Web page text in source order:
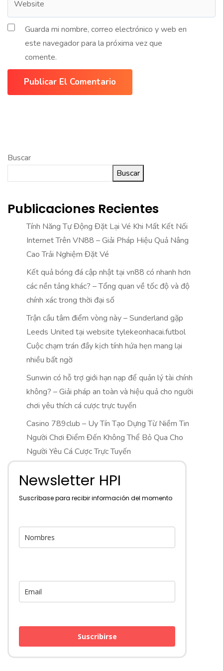
Guarda mi nombre, correo electrónico y web en
este navegador para la próxima vez que
comente.
Publicar El Comentario
Buscar
Buscar
Publicaciones Recientes
Tính Năng Tự Động Đặt Lại Vé Khi Mất Kết Nối
Internet Trên VN88 – Giải Pháp Hiệu Quả Nâng
Cao Trải Nghiệm Đặt Vé
Kết quả bóng đá cập nhật tại vn88 có nhanh hơn
các nền tảng khác? – Tổng quan về tốc độ và độ
chính xác trong thời đại số
Trận cầu tâm điểm vòng này – Sunderland gặp
Leeds United tại website tylekeonhacai.futbol
Cuộc chạm trán đầy kịch tính hứa hẹn mang lại
nhiều bất ngờ
Sunwin có hỗ trợ giới hạn nạp để quản lý tài chính
không? – Giải pháp an toàn và hiệu quả cho người
chơi yêu thích cá cược trực tuyến
Casino 789club – Uy Tín Tạo Dựng Từ Niềm Tin
Người Chơi Điểm Đến Không Thể Bỏ Qua Cho
Người Yêu Cá Cược Trực Tuyến
Newsletter HPI
Suscríbase para recibir información del momento
Suscribirse